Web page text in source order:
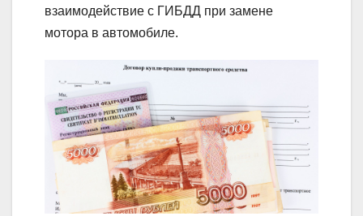
взаимодействие с ГИБДД при замене
мотора в автомобиле.